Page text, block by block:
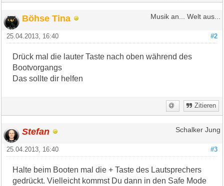
Böhse Tina Musik an... Welt aus...
#2
25.04.2013, 16:40
Drück mal die lauter Taste nach oben während des
Bootvorgangs
Das sollte dir helfen
Zitieren
Stefan Schalker Jung
#3
25.04.2013, 16:40
Halte beim Booten mal die + Taste des Lautsprechers
gedrückt. Vielleicht kommst Du dann in den Safe Mode